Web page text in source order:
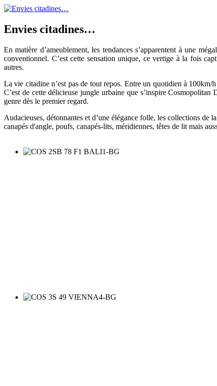
Envies citadines…
En matière d’ameublement, les tendances s’apparentent à une
conventionnel. C’est cette sensation unique, ce vertige à la fois
autres.
La vie citadine n’est pas de tout repos. Entre un quotidien à
C’est de cette délicieuse jungle urbaine que s’inspire
genre dès le premier regard.
Audacieuses, détonnantes et d’une élégance folle, les collections de
canapés d'angle, poufs, canapés-lits, méridiennes, têtes de lit mais